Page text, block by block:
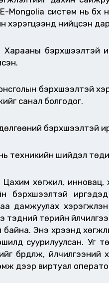
E-Mongolia систем нь
хэрэгцээнд нийцсэн
бэрхшээлтэй
бэрхшээлтэй
санал болгодог.
бэрхшээлтэй
техникийн шийдэл
Цахим хөгжил, инновац,
бэрхшээлтэй иргэдэд
дамжуулах
тэдний төрийн
байна. Энэ хүрээнд
суурилуулсан. Уг
бүрдүүлж,
дээр виртуал